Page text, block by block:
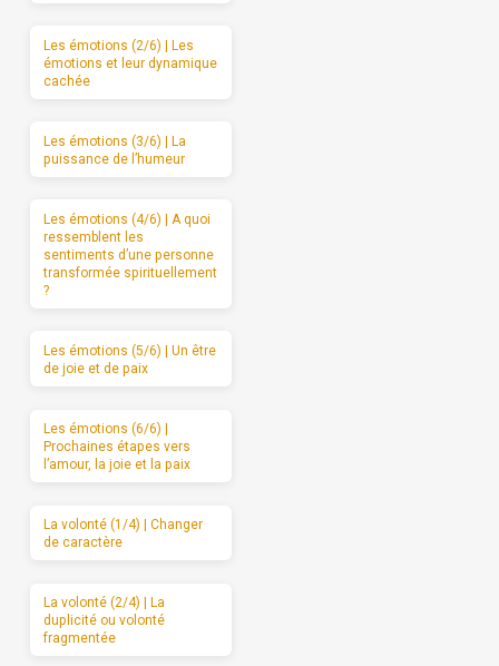
Les émotions (2/6) | Les
émotions et leur dynamique
cachée
Les émotions (3/6) | La
puissance de l’humeur
Les émotions (4/6) | A quoi
ressemblent les
sentiments d’une personne
transformée spirituellement
?
Les émotions (5/6) | Un être
de joie et de paix
Les émotions (6/6) |
Prochaines étapes vers
l’amour, la joie et la paix
La volonté (1/4) | Changer
de caractère
La volonté (2/4) | La
duplicité ou volonté
fragmentée